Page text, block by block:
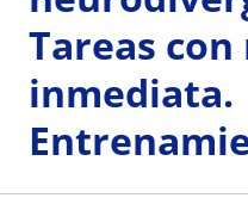
Tareas
inmediata.